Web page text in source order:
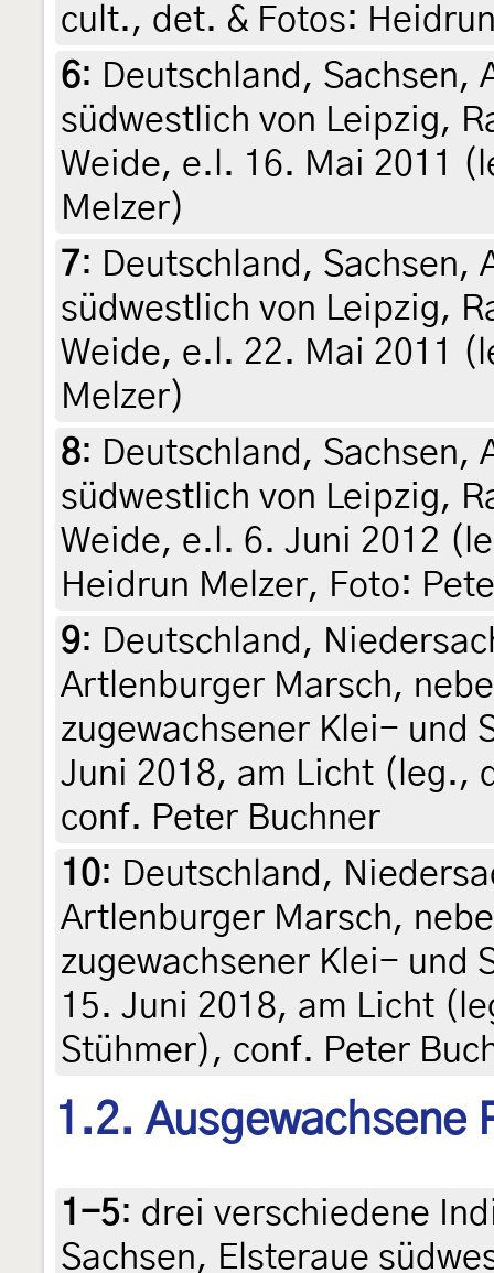
cult., det. & Fotos:
6: Deutschland, Sachsen,
südwestlich von Leipzig,
Weide, e.l. 16. Mai 2011
Melzer)
7: Deutschland, Sachsen,
südwestlich von Leipzig,
Weide, e.l. 22. Mai 2011
Melzer)
8: Deutschland, Sachsen,
südwestlich von Leipzig,
Weide, e.l. 6. Juni 2012
Heidrun Melzer, Foto:
9: Deutschland,
Artlenburger Marsch,
zugewachsener Klei- und
Juni 2018, am Licht (leg.,
conf. Peter Buchner
10: Deutschland,
Artlenburger Marsch,
zugewachsener Klei- und
15. Juni 2018, am Licht
Stühmer), conf. Peter
1.2. Ausgewachsene
1-5: drei verschiedene
Sachsen, Elsteraue